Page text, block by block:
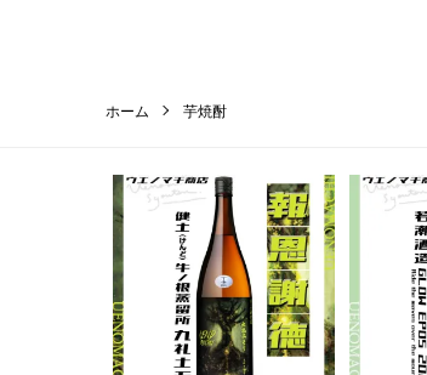
ホーム 芋焼酎